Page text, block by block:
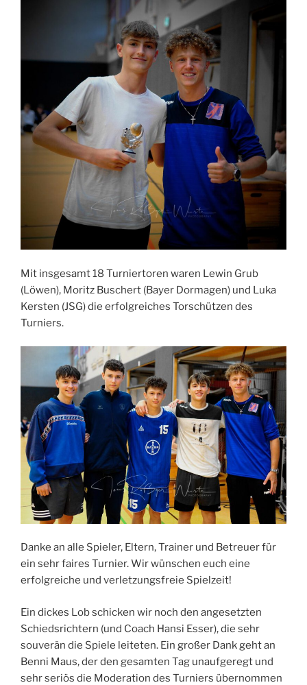
Mit insgesamt 18 Turniertoren waren Lewin Grub
(Löwen), Moritz Buschert (Bayer Dormagen) und Luka
Kersten (JSG) die erfolgreiches Torschützen des
Turniers.
Danke an alle Spieler, Eltern, Trainer und Betreuer für
ein sehr faires Turnier. Wir wünschen euch eine
erfolgreiche und verletzungsfreie Spielzeit!
Ein dickes Lob schicken wir noch den angesetzten
Schiedsrichtern (und Coach Hansi Esser), die sehr
souverän die Spiele leiteten. Ein großer Dank geht an
Benni Maus, der den gesamten Tag unaufgeregt und
sehr seriös die Moderation des Turniers übernommen